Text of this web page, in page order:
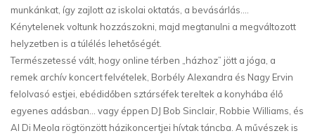
munkánkat, így zajlott az iskolai oktatás, a bevásárlás….
Kénytelenek voltunk hozzászokni, majd megtanulni a megváltozott
helyzetben is a túlélés lehetőségét.
Természetessé vált, hogy online térben „házhoz” jött a jóga, a
remek archív koncert felvételek, Borbély Alexandra és Nagy Ervin
felolvasó estjei, ebédidőben sztárséfek tereltek a konyhába élő
egyenes adásban… vagy éppen DJ Bob Sinclair, Robbie Williams, és
Al Di Meola rögtönzött házikoncertjei hívtak táncba. A művészek is